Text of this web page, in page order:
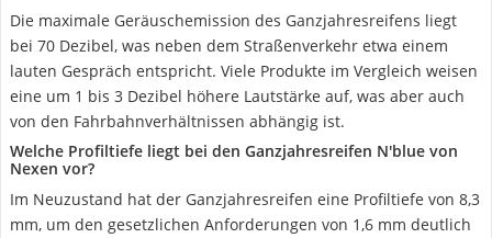
Die maximale Geräuschemission des Ganzjahresreifens liegt
bei 70 Dezibel, was neben dem Straßenverkehr etwa einem
lauten Gespräch entspricht. Viele Produkte im Vergleich weisen
eine um 1 bis 3 Dezibel höhere Lautstärke auf, was aber auch
von den Fahrbahnverhältnissen abhängig ist.
Welche Profiltiefe liegt bei den Ganzjahresreifen N'blue von
Nexen vor?
Im Neuzustand hat der Ganzjahresreifen eine Profiltiefe von 8,3
mm, um den gesetzlichen Anforderungen von 1,6 mm deutlich